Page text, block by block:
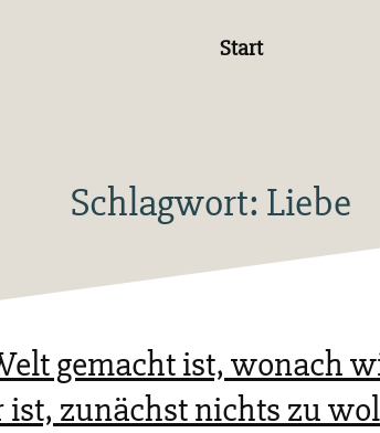
Start
Schlagwort: Liebe
gemacht ist, wonach
ist, zunächst nichts zu